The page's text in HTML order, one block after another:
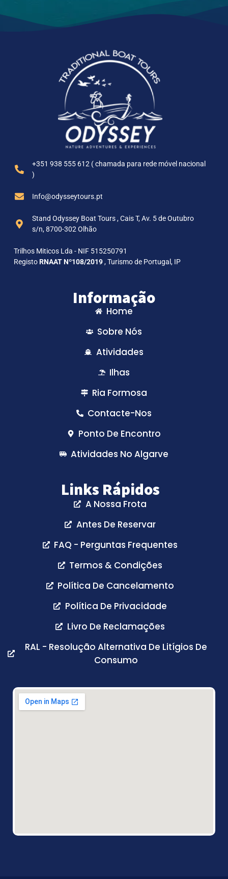
+351 938 555 612 ( chamada para rede móvel nacional
)
Info@odysseytours.pt
Stand Odyssey Boat Tours , Cais T, Av. 5 de Outubro
s/n, 8700-302 Olhão
Trilhos Miticos Lda - NIF 515250791
RegistoRNAAT Nº108/2019, Turismo de Portugal, IP
Informação
Home
Sobre Nós
Atividades
Ilhas
Ria Formosa
Contacte-Nos
Ponto De Encontro
Atividades No Algarve
Links Rápidos
A Nossa Frota
Antes De Reservar
FAQ - Perguntas Frequentes
Termos & Condições
Política De Cancelamento
Política De Privacidade
Livro De Reclamações
RAL - Resolução Alternativa De Litígios De
Consumo